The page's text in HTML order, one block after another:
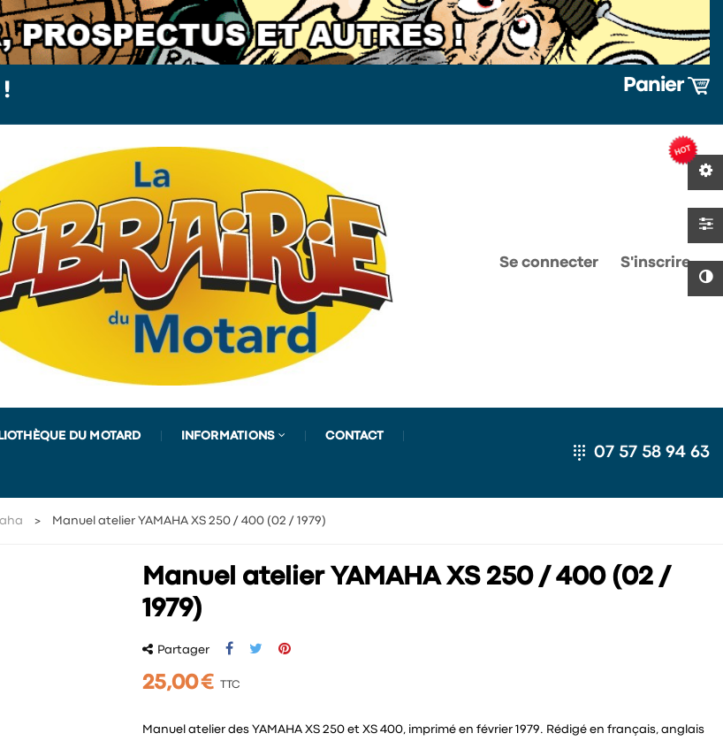
Panier
Se connecter S'inscrire
DU MOTARD INFORMATIONS CONTACT
07 57 58 94 63
Manuel atelier YAMAHA XS 250 / 400 (02 / 1979)
Manuel atelier YAMAHA XS 250 / 400 (02 /
1979)
Partager
25,00 € TTC
Manuel atelier des YAMAHA XS 250 et XS 400, imprimé en février 1979. Rédigé en français, anglais